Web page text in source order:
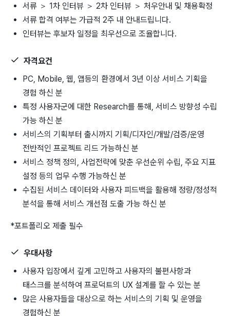
서류 ＞ 1차 인터뷰 ＞ 2차 인터뷰 ＞ 처우안내 및 채용확정
서류 합격 여부는 가급적 2주 내 안내드립니다.
인터뷰는 후보자 일정을 최우선으로 조율합니다.
자격요건
PC, Mobile, 웹, 앱등의 환경에서 3년 이상 서비스 기획을
경험 하신 분
특정 사용자군에 대한 Research를 통해, 서비스 방향성 수립
가능 하신 분
서비스의 기획부터 출시까지 기획/디자인/개발/검증/운영
전반적인 프로젝트 리드 가능하신 분
서비스 정책 정의, 사업전략에 맞춘 우선순위 수립, 주요 지표
설정 등의 업무 수행 가능하신 분
수집된 서비스 데이터와 사용자 피드백을 활용해 정량/정성적
분석을 통해 서비스 개선점 도출 가능 하신 분
*포트폴리오 제출 필수
우대사항
사용자 입장에서 깊게 고민하고 사용자의 불편사항과
태스크를 분석하여 프로덕트의 UX 설계를 할 수 있는 분
많은 사용자들을 대상으로 하는 서비스의 기획 및 운영을
경험하신 분